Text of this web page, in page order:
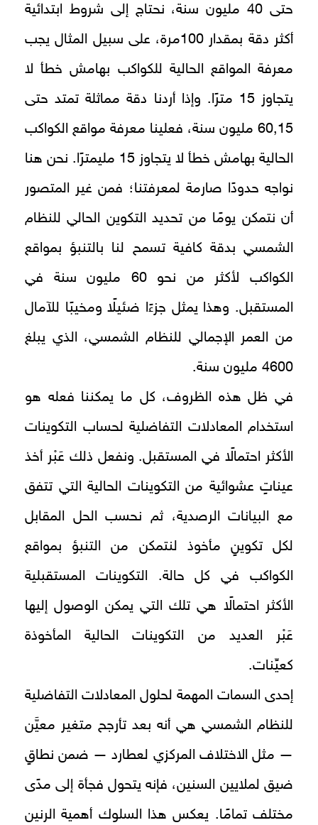
حتى 40 مليون سنة، نحتاج إلى شروط ابتدائية
أكثر دقة بمقدار 100مرة، على سبيل المثال يجب
معرفة المواقع الحالية للكواكب بهامش خطأ لا
يتجاوز 15 مترًا. وإذا أردنا دقة مماثلة تمتد حتى
60,15 مليون سنة، فعلينا معرفة مواقع الكواكب
الحالية بهامش خطأ لا يتجاوز 15 مليمترًا. نحن هنا
نواجه حدودًا صارمة لمعرفتنا؛ فمن غير المتصور
أن نتمكن يومًا من تحديد التكوين الحالي للنظام
الشمسي بدقة كافية تسمح لنا بالتنبؤ بمواقع
الكواكب لأكثر من نحو 60 مليون سنة في
المستقبل. وهذا يمثل جزءًا ضئيلًا ومخيبًا للآمال
من العمر الإجمالي للنظام الشمسي، الذي يبلغ
4600 مليون سنة.
في ظل هذه الظروف، كل ما يمكننا فعله هو
استخدام المعادلات التفاضلية لحساب التكوينات
الأكثر احتمالًا في المستقبل. ونفعل ذلك عَبْر أخذ
عيناتٍ عشوائية من التكوينات الحالية التي تتفق
مع البيانات الرصدية، ثم نحسب الحل المقابل
لكل تكوينٍ مأخوذ لنتمكن من التنبؤ بمواقع
الكواكب في كل حالة. التكوينات المستقبلية
الأكثر احتمالًا هي تلك التي يمكن الوصول إليها
عَبْر العديد من التكوينات الحالية المأخوذة
كعيِّنات.
إحدى السمات المهمة لحلول المعادلات التفاضلية
للنظام الشمسي هي أنه بعد تأرجح متغير معيَّن
— مثل الاختلاف المركزي لعطارد — ضمن نطاقٍ
ضيق لملايين السنين، فإنه يتحول فجأة إلى مدًى
مختلف تمامًا. يعكس هذا السلوك أهمية الرنين